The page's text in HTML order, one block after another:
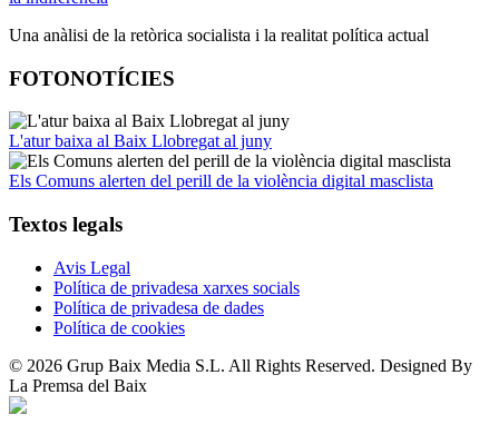
Una anàlisi de la retòrica socialista i la realitat política actual
FOTONOTÍCIES
L'atur baixa al Baix Llobregat al juny
Els Comuns alerten del perill de la violència digital masclista
Textos legals
Avis Legal
Política de privadesa xarxes socials
Política de privadesa de dades
Política de cookies
© 2026 Grup Baix Media S.L. All Rights Reserved. Designed By
La Premsa del Baix